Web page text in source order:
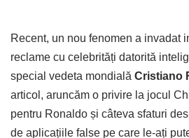
Recent, un nou fenomen a invadat
reclame cu celebrități datorită
special vedeta mondială Cristiano
articol, aruncăm o privire la jocul
pentru Ronaldo și câteva sfaturi
de aplicațiile false pe care le-ați